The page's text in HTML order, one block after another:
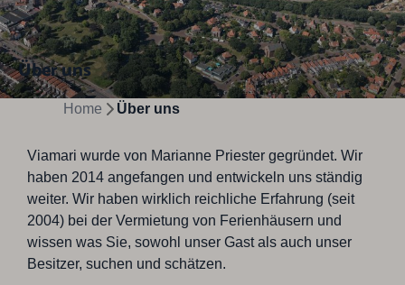
Über uns
Home Über uns
Viamari wurde von Marianne Priester gegründet. Wir
haben 2014 angefangen und entwickeln uns ständig
weiter. Wir haben wirklich reichliche Erfahrung (seit
2004) bei der Vermietung von Ferienhäusern und
wissen was Sie, sowohl unser Gast als auch unser
Besitzer, suchen und schätzen.